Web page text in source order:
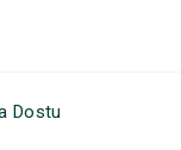
Dostu